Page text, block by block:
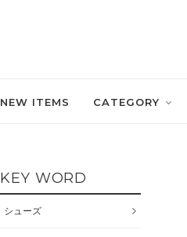
NEW ITEMS CATEGORY
KEY WORD
シューズ